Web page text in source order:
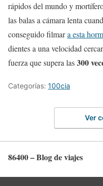
rápidos del mundo y
las balas a cámara lenta
conseguido filmara esta
dientes a una velocidad
fuerza que supera las300
Categorías: 100cia
Ver
86400 – Blog de viajes